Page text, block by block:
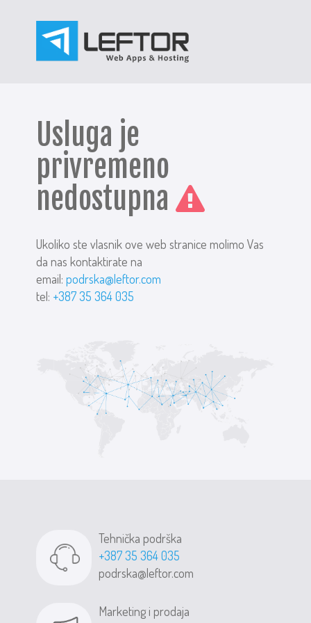
Usluga je
privremeno
nedostupna
Ukoliko ste vlasnik ove web stranice molimo Vas
da nas kontaktirate na
email:podrska@leftor.com
tel: +387 35 364 035
Tehnička podrška
+387 35 364 035
podrska@leftor.com
Marketing i prodaja